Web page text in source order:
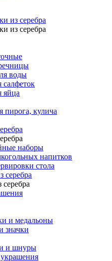
из серебра
из серебра
воды
салфеток
яйца
пирога, кулича
наборы
напитков
стола
серебра
и медальоны
значки
и шнуры